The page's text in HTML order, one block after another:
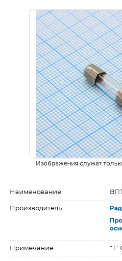
Изображения служат
Наименование:
Производитель:
Примечание: "1"